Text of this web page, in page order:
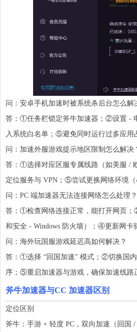
问：安卓手机加速时被系统杀后台怎么解
答：①任务栏锁定斧牛加速器；②设置 -
入系统白名单；⑤避免同时运行过多应用
问：加速外服游戏提示地区限制怎么解决
答：①选择对应区服专属线路（如美服 /
定位服务与 VPN；⑤尝试更换网络环境（
问：PC 端加速器无法连接网络怎么处理？
答：①检查网络连接正常，能打开网页
和安全 - Windows 防火墙）；④更新网
问：海外玩国服游戏延迟高如何解决？
答：①选择 “回国加速” 模式；②切换国
序；⑤重启加速器与游戏，确保加速线路
斧牛加速器与CC 加速器区别
定位区别
斧牛：手游 + 轻度 PC，双向加速（回国